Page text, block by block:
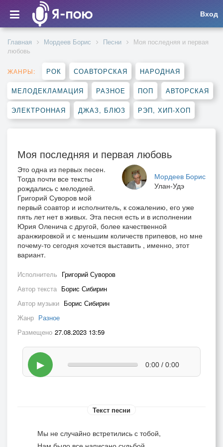
Вход
Главная Мордеев Борис Песни
Моя последняя и первая
любовь
ЖАНРЫ: РОК СОАВТОРСКАЯ НАРОДНАЯ
МЕЛОДЕКЛАМАЦИЯ РАЗНОЕ ПОП АВТОРСКАЯ
ЭЛЕКТРОННАЯ ДЖАЗ, БЛЮЗ РЭП, ХИП-ХОП
Моя последняя и первая любовь
Мордеев Борис
Улан-Удэ
Это одна из первых песен.
Тогда почти все тексты
рождались с мелодией.
Григорий Суворов мой
первый соавтор и исполнитель, к сожалению, его уже
пять лет нет в живых. Эта песня есть и в исполнении
Юрия Оленича с другой, более качественной
аранжировкой и с меньшим количеств припевов, но мне
почему-то сегодня хочется выставить , именно, этот
вариант.
Исполнитель Григорий Суворов
Автор текста Борис Сибирин
Автор музыки Борис Сибирин
Жанр Разное
Размещено 27.08.2023 13:59
▶ 0:00 / 0:00
Текст песни
Мы не случайно встретились с тобой,